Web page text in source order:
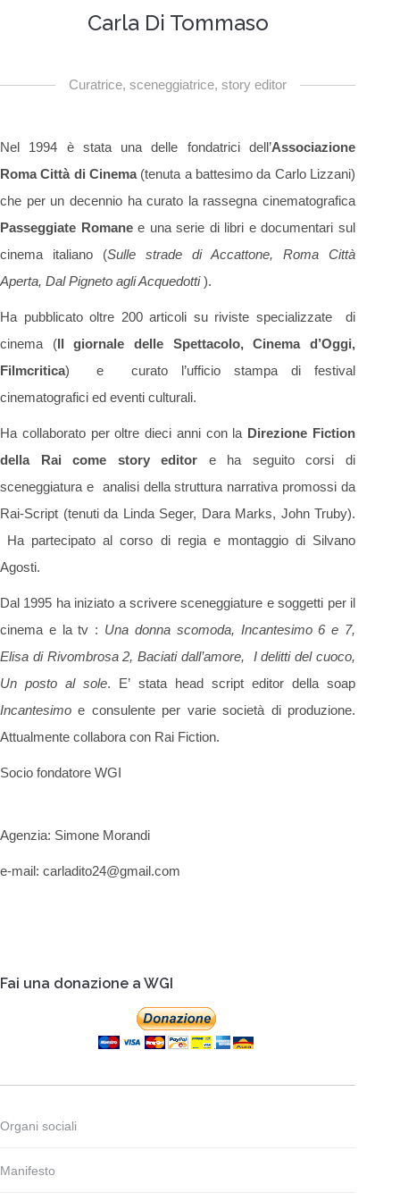
Carla Di Tommaso
Curatrice, sceneggiatrice, story editor
Nel 1994 è stata una delle fondatrici dell’Associazione
Roma Città di Cinema(tenuta a battesimo da Carlo Lizzani)
che per un decennio ha curato la rassegna cinematografica
Passeggiate Romanee una serie di libri e documentari sul
cinema italiano (Sulle strade di Accattone, Roma Città
Aperta, Dal Pigneto agli Acquedotti).
Ha pubblicato oltre 200 articoli su riviste specializzate di
cinema (Il giornale delle Spettacolo, Cinema d’Oggi,
Filmcritica) e curato l’ufficio stampa di festival
cinematografici ed eventi culturali.
Ha collaborato per oltre dieci anni con la Direzione Fiction
della Rai come story editor e ha seguito corsi di
sceneggiatura e analisi della struttura narrativa promossi da
Rai-Script (tenuti da Linda Seger, Dara Marks, John Truby).
Ha partecipato al corso di regia e montaggio di Silvano
Agosti.
Dal 1995 ha iniziato a scrivere sceneggiature e soggetti per il
cinema e la tv : Una donna scomoda, Incantesimo 6 e 7,
Elisa di Rivombrosa 2, Baciati dall’amore, I delitti del cuoco,
Un posto al sole. E’ stata head script editor della soap
Incantesimo e consulente per varie società di produzione.
Attualmente collabora con Rai Fiction.
Socio fondatore WGI
Agenzia: Simone Morandi
e-mail: carladito24@gmail.com
Fai una donazione a WGI
Organi sociali
Manifesto